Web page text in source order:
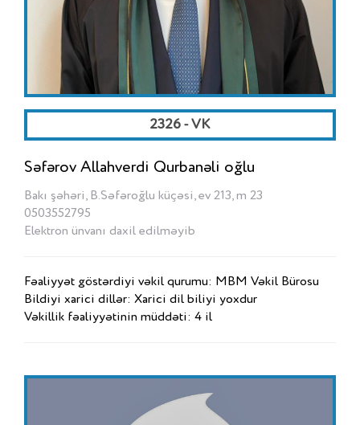
2326 - VK
Səfərov Allahverdi Qurbanəli oğlu
Bakı şəhəri, B.Səfəroğlu küçəsi, ev 213, m 23
0503552795
Elektron ünvanı daxil edilməyib
Fəaliyyət göstərdiyi vəkil qurumu: MBM Vəkil Bürosu
Bildiyi xarici dillər: Xarici dil biliyi yoxdur
Vəkillik fəaliyyətinin müddəti: 4 il